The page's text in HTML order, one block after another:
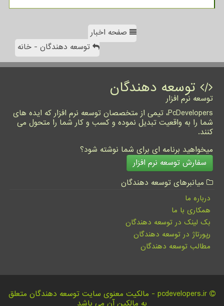
صفحه اخبار
توسعه دهندگان - خانه
توسعه دهندگان
توسعه نرم افزار
PcDevelopers، تیمی از متخصصان توسعه نرم افزار که ایده های
شما را به واقعیت تبدیل نموده و کسب و کار شما را متحول می
کنند.
میخواهید برنامه ای برای شما نوشته شود؟
سفارش توسعه نرم افزار
میانبرهای توسعه دهندگان
درباره ما
همکاری با ما
بک لینک در توسعه دهندگان
رپورتاژ در توسعه دهندگان
مطالب توسعه دهندگان
pcdevelopers.ir - مالکیت معنوی سایت توسعه دهندگان متعلق
به مالکین آن می باشد